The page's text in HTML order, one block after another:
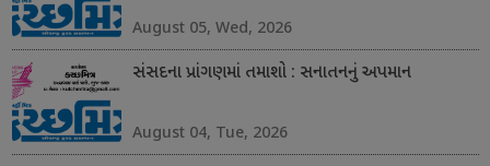
August 05, Wed, 2026
સંસદના પ્રાંગણમાં તમાશો : સનાતનનું અપમાન
August 04, Tue, 2026